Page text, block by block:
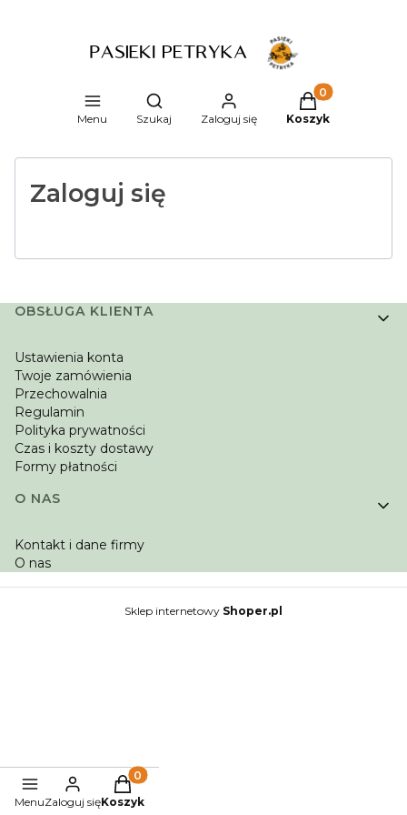
Menu
Otwórz wyszukiwarkę
Szukaj Zaloguj się
Produkty w
Koszyk
Zaloguj się
Linki w stopce
OBSŁUGA KLIENTA
Ustawienia konta
Twoje zamówienia
Przechowalnia
Regulamin
Polityka prywatności
Czas i koszty dostawy
Formy płatności
O NAS
Kontakt i dane firmy
O nas
Sklep internetowy Shoper.pl
MenuZaloguj się
Produkty w koszyku: 0. Zobacz szczegóły
Koszyk